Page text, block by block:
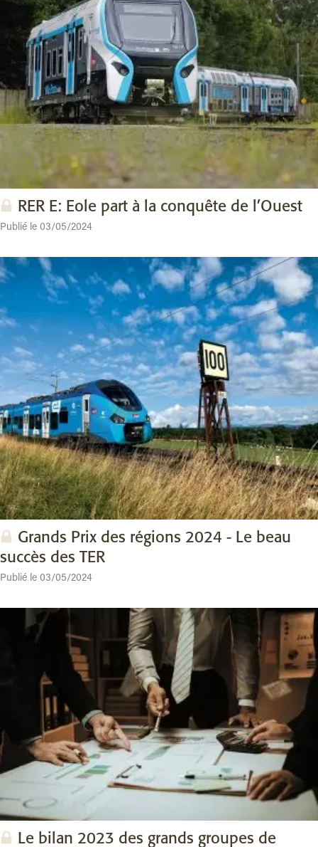
RER E: Eole part à la conquête de l’Ouest
Publié le 03/05/2024
Grands Prix des régions 2024 - Le beau
succès des TER
Publié le 03/05/2024
Le bilan 2023 des grands groupes de